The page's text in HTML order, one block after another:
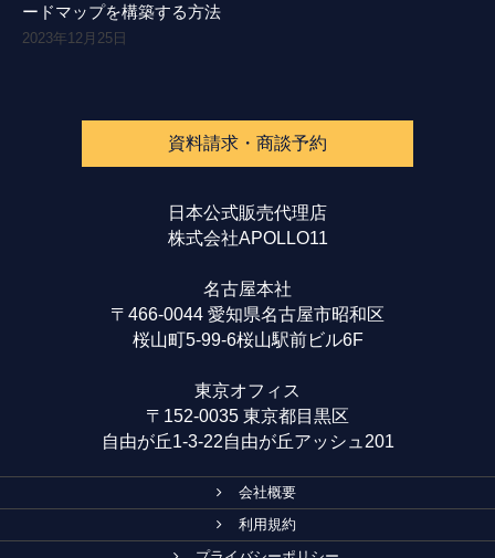
ードマップを構築する方法
2023年12月25日
資料請求・商談予約
日本公式販売代理店
株式会社APOLLO11
名古屋本社
〒466-0044 愛知県名古屋市昭和区
桜山町5-99-6桜山駅前ビル6F
東京オフィス
〒152-0035 東京都目黒区
自由が丘1-3-22自由が丘アッシュ201
会社概要
利用規約